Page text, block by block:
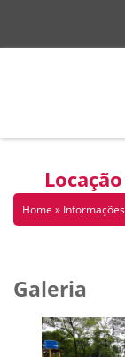
Home » Informações
Galeria